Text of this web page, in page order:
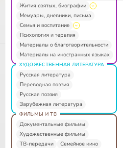
Жития святых, биографии
Мемуары, дневники, письма
Семья и воспитание
Психология и терапия
Материалы о благотворительности
Материалы на иностранных языках
ХУДОЖЕСТВЕННАЯ ЛИТЕРАТУРА
Русская литература
Переводная поэзия
Русская поэзия
Зарубежная литература
ФИЛЬМЫ И ТВ
Документальные фильмы
Художественные фильмы
ТВ-передачи
Семейное кино